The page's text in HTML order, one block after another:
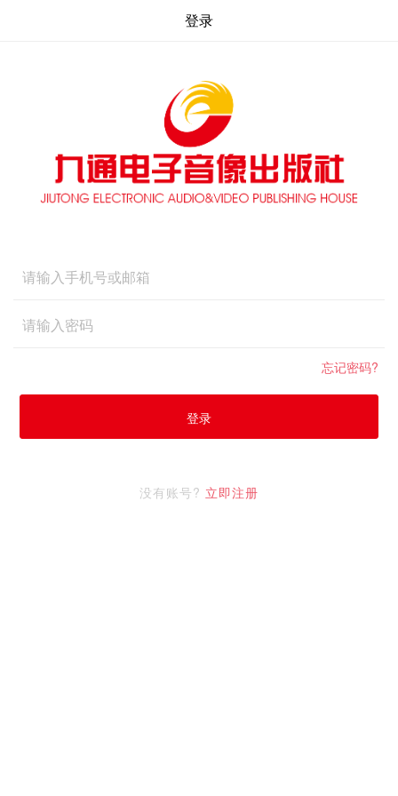
登录
忘记密码?
登录
没有账号? 立即注册